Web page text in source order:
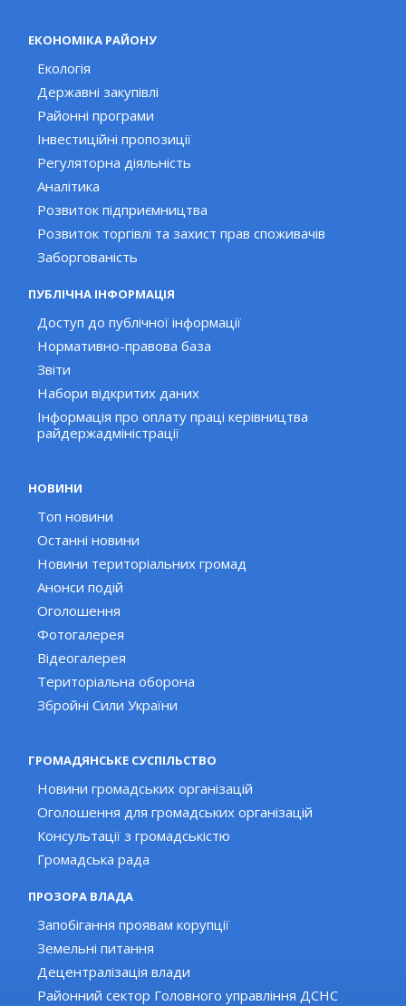
ЕКОНОМІКА РАЙОНУ
Екологія
Державні закупівлі
Районні програми
Інвестиційні пропозиції
Регуляторна діяльність
Аналітика
Розвиток підприємництва
Розвиток торгівлі та захист прав споживачів
Заборгованість
ПУБЛІЧНА ІНФОРМАЦІЯ
Доступ до публічної інформації
Нормативно-правова база
Звіти
Набори відкритих даних
Інформація про оплату праці керівництва
райдержадміністрації
НОВИНИ
Топ новини
Останні новини
Новини територіальних громад
Анонси подій
Оголошення
Фотогалерея
Відеогалерея
Територіальна оборона
Збройні Сили України
ГРОМАДЯНСЬКЕ СУСПІЛЬСТВО
Новини громадських організацій
Оголошення для громадських організацій
Консультації з громадськістю
Громадська рада
ПРОЗОРА ВЛАДА
Запобігання проявам корупції
Земельні питання
Децентралізація влади
Районний сектор Головного управління ДСНС